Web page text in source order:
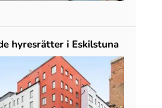
hyresrätter i Eskilstuna